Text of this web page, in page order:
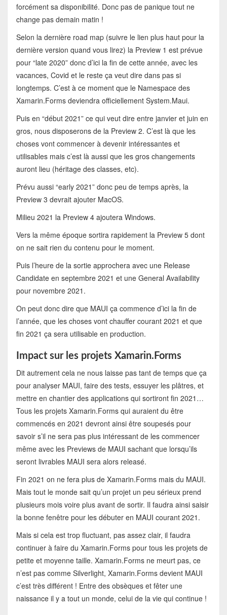
forcément sa disponibilité. Donc pas de panique tout ne
change pas demain matin !
Selon la dernière road map (suivre le lien plus haut pour la
dernière version quand vous lirez) la Preview 1 est prévue
pour “late 2020” donc d’ici la fin de cette année, avec les
vacances, Covid et le reste ça veut dire dans pas si
longtemps. C’est à ce moment que le Namespace des
Xamarin.Forms deviendra officiellement System.Maui.
Puis en “début 2021” ce qui veut dire entre janvier et juin en
gros, nous disposerons de la Preview 2. C’est là que les
choses vont commencer à devenir intéressantes et
utilisables mais c’est là aussi que les gros changements
auront lieu (héritage des classes, etc).
Prévu aussi “early 2021” donc peu de temps après, la
Preview 3 devrait ajouter MacOS.
Milieu 2021 la Preview 4 ajoutera Windows.
Vers la même époque sortira rapidement la Preview 5 dont
on ne sait rien du contenu pour le moment.
Puis l’heure de la sortie approchera avec une Release
Candidate en septembre 2021 et une General Availability
pour novembre 2021.
On peut donc dire que MAUI ça commence d’ici la fin de
l’année, que les choses vont chauffer courant 2021 et que
fin 2021 ça sera utilisable en production.
Impact sur les projets Xamarin.Forms
Dit autrement cela ne nous laisse pas tant de temps que ça
pour analyser MAUI, faire des tests, essuyer les plâtres, et
mettre en chantier des applications qui sortiront fin 2021…
Tous les projets Xamarin.Forms qui auraient du être
commencés en 2021 devront ainsi être soupesés pour
savoir s’il ne sera pas plus intéressant de les commencer
même avec les Previews de MAUI sachant que lorsqu’ils
seront livrables MAUI sera alors releasé.
Fin 2021 on ne fera plus de Xamarin.Forms mais du MAUI.
Mais tout le monde sait qu’un projet un peu sérieux prend
plusieurs mois voire plus avant de sortir. Il faudra ainsi saisir
la bonne fenêtre pour les débuter en MAUI courant 2021.
Mais si cela est trop fluctuant, pas assez clair, il faudra
continuer à faire du Xamarin.Forms pour tous les projets de
petite et moyenne taille. Xamarin.Forms ne meurt pas, ce
n’est pas comme Silverlight, Xamarin.Forms devient MAUI
c’est très différent ! Entre des obsèques et fêter une
naissance il y a tout un monde, celui de la vie qui continue !